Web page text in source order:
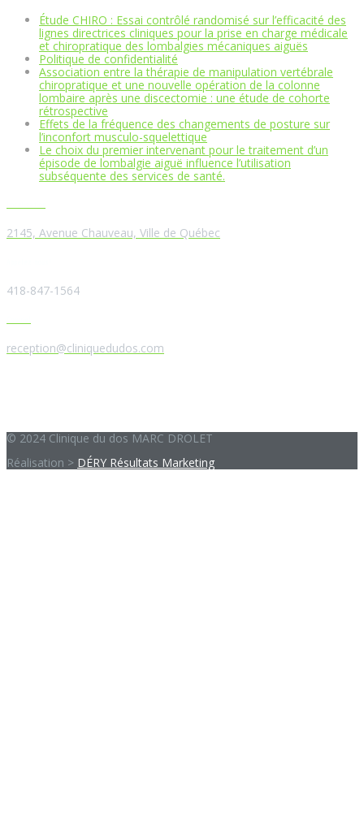
Étude CHIRO : Essai contrôlé randomisé sur l’efficacité des
lignes directrices cliniques pour la prise en charge médicale
et chiropratique des lombalgies mécaniques aiguës
Politique de confidentialité
Association entre la thérapie de manipulation vertébrale
chiropratique et une nouvelle opération de la colonne
lombaire après une discectomie : une étude de cohorte
rétrospective
Effets de la fréquence des changements de posture sur
l’inconfort musculo-squelettique
Le choix du premier intervenant pour le traitement d’un
épisode de lombalgie aiguë influence l’utilisation
subséquente des services de santé.
2145, Avenue Chauveau, Ville de Québec
418-847-1564
reception@cliniquedudos.com
© 2024 Clinique du dos MARC DROLET
Réalisation > DÉRY Résultats Marketing